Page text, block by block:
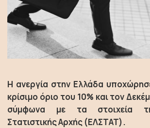
Η ανεργία στην Ελλάδα
κρίσιμο όριο του 10% και τον
σύμφωνα με τα στοιχεία
Στατιστικής Αρχής (ΕΛΣΤΑΤ).